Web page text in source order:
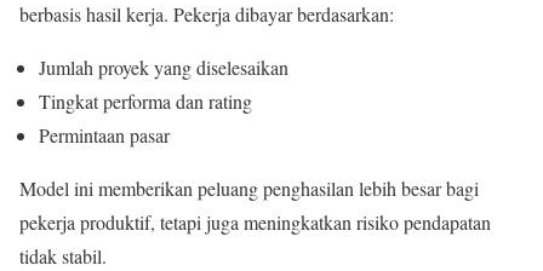
berbasis hasil kerja. Pekerja dibayar berdasarkan:
Jumlah proyek yang diselesaikan
Tingkat performa dan rating
Permintaan pasar
Model ini memberikan peluang penghasilan lebih besar bagi
pekerja produktif, tetapi juga meningkatkan risiko pendapatan
tidak stabil.